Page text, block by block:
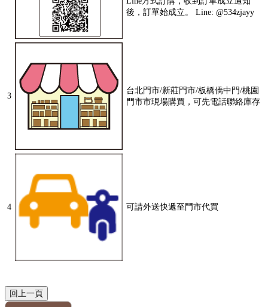
後，訂單始成立。 Line: @534zjayy
3
台北門市/新莊門市/板橋僑中門/桃園
門市市現場購買，可先電話聯絡庫存
4 可請外送快遞至門市代買